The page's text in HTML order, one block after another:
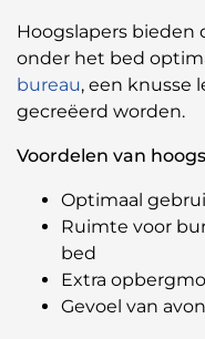
Hoogslapers
onder het bed
bureau, een knusse
gecreëerd worden.
Voordelen van
Optimaal
Ruimte voor
bed
Extra
Gevoel van